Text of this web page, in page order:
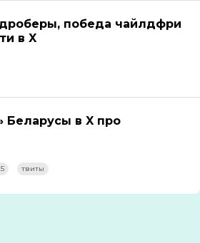
победа чайлдфри
в X
Беларусы в X про
твиты